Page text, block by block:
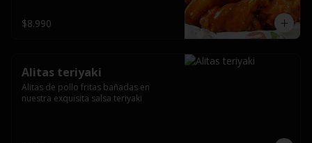
$8.990
Alitas teriyaki
Alitas de pollo fritas bañadas en
nuestra exquisita salsa teriyaki